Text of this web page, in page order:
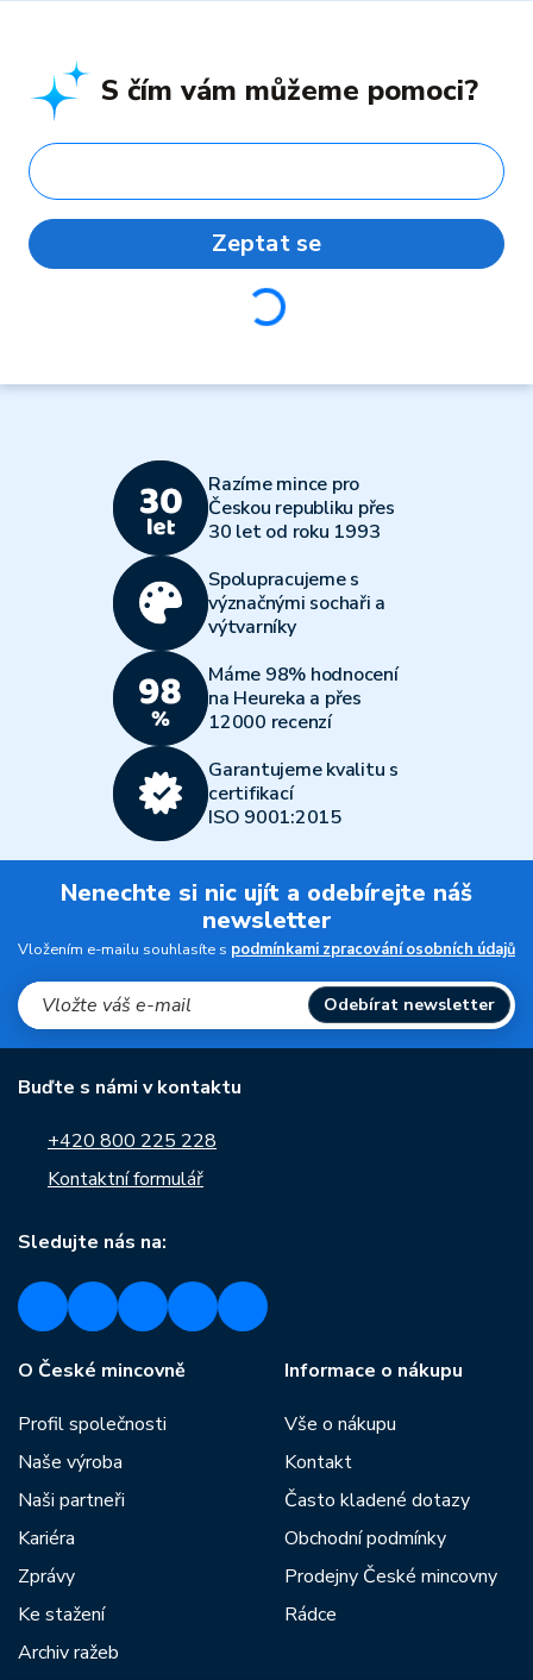
S čím vám můžeme pomoci?
Zeptat se
Loading...
Razíme mince pro
Českou republiku přes
30 let od roku 1993
Spolupracujeme s
význačnými sochaři a
výtvarníky
Máme 98% hodnocení
na Heureka a přes
12000 recenzí
Garantujeme kvalitu s
certifikací
ISO 9001:2015
Nenechte si nic ujít a odebírejte náš
newsletter
Vložením e-mailu souhlasíte s podmínkami zpracování osobních údajů
Odebírat newsletter
Buďte s námi v kontaktu
+420 800 225 228
Kontaktní formulář
Sledujte nás na:
O České mincovně
Profil společnosti
Naše výroba
Naši partneři
Kariéra
Zprávy
Ke stažení
Archiv ražeb
Informace o nákupu
Vše o nákupu
Kontakt
Často kladené dotazy
Obchodní podmínky
Prodejny České mincovny
Rádce